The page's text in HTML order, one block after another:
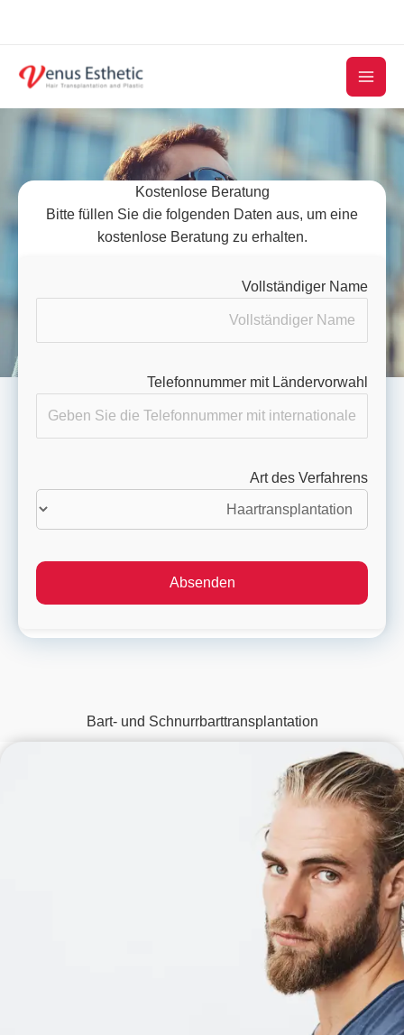
Kostenlose Beratung
Bitte füllen Sie die folgenden Daten aus, um eine
kostenlose Beratung zu erhalten.
Vollständiger Name
Telefonnummer mit Ländervorwahl
Art des Verfahrens
Bart- und Schnurrbarttransplantation